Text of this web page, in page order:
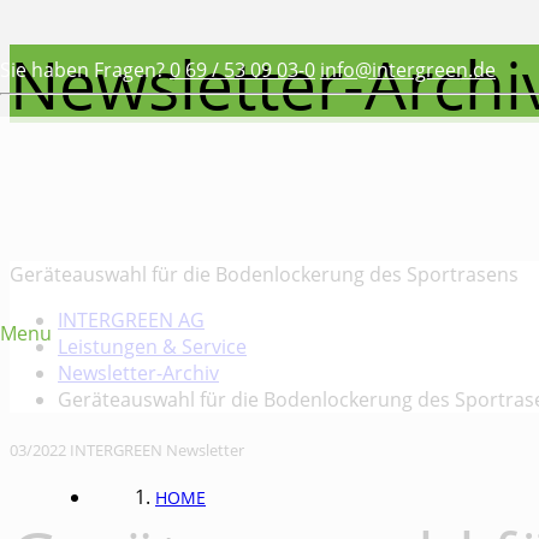
Sie haben Fragen?0 69 / 53 09 03-0 info@intergreen.de
Menu
HOME
Newsletter-
Geräteauswahl für die Bodenlockerung des Sportrasens
INTERGREEN AG
Leistungen & Service
Newsletter-Archiv
Geräteauswahl für die Bodenlockerung des
03/2022 INTERGREEN Newsletter